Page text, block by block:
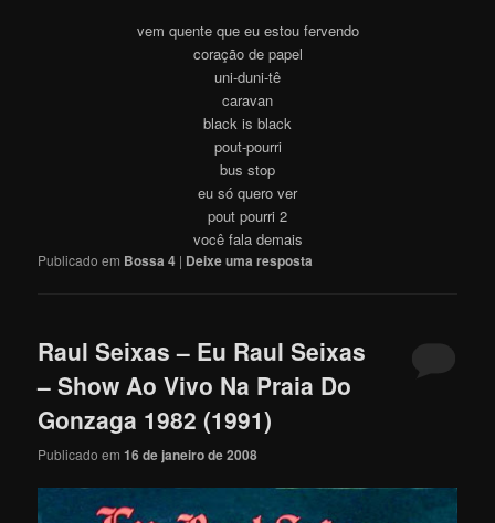
vem quente que eu estou fervendo
coração de papel
uni-duni-tê
caravan
black is black
pout-pourri
bus stop
eu só quero ver
pout pourri 2
você fala demais
Publicado em Bossa 4 | Deixe uma resposta
Raul Seixas – Eu Raul Seixas
– Show Ao Vivo Na Praia Do
Gonzaga 1982 (1991)
Publicado em16 de janeiro de 2008